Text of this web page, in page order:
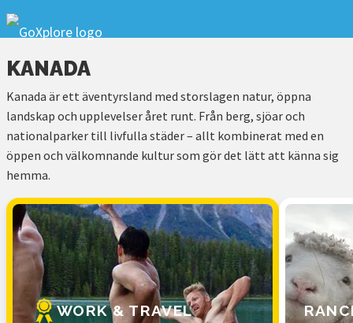
KANADA
Kanada är ett äventyrsland med storslagen natur, öppna
landskap och upplevelser året runt. Från berg, sjöar och
nationalparker till livfulla städer – allt kombinerat med en
öppen och välkomnande kultur som gör det lätt att känna sig
hemma.
WORK & TRAVEL